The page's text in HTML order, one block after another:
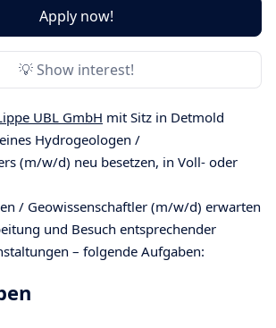
Apply now!
💡 Show interest!
UBL GmbH mit Sitz in Detmold
Hydrogeologen /
(m/w/d) neu besetzen, in Voll- oder
/ Geowissenschaftler (m/w/d) erwarten
und Besuch entsprechender
– folgende Aufgaben: